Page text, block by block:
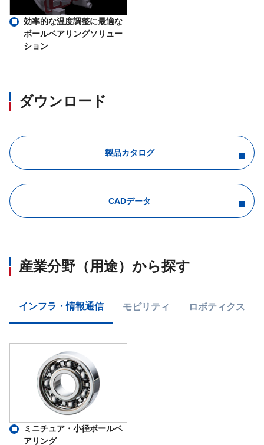
効率的な温度調整に最適な
ボールベアリングソリュー
ション
ダウンロード
製品カタログ
CADデータ
産業分野（用途）から探す
インフラ・情報通信 モビリティ ロボティクス
ミニチュア・小径ボールベ
アリング